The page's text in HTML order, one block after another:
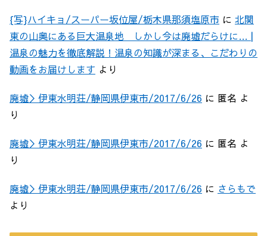
{写}ハイキョ/スーパー坂位屋/栃木県那須塩原市 に 北関
東の山奥にある巨大温泉地 しかし今は廃墟だらけに… |
温泉の魅力を徹底解説！温泉の知識が深まる、こだわりの
動画をお届けします より
廃墟＞伊東水明荘/静岡県伊東市/2017/6/26 に 匿名 よ
り
廃墟＞伊東水明荘/静岡県伊東市/2017/6/26 に 匿名 よ
り
廃墟＞伊東水明荘/静岡県伊東市/2017/6/26 に さらもで
より